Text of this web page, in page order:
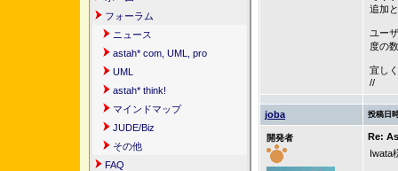
フォーラム
ニュース
astah* com, UML, pro
UML
astah* think!
マインドマップ
JUDE/Biz
その他
FAQ
追加
ユー
度の
宜し
//
joba 投稿日
開発者
Re:
Iwata